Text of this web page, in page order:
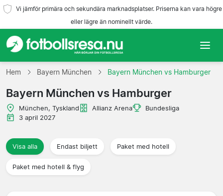
Vi jämför primära och sekundära marknadsplatser. Priserna kan vara högre
eller lägre än nominellt värde.
Hem
Lag
Ligor
Resebyråer
Hem Bayern München Bayern München vs Hamburger
Bayern München vs Hamburger
München, Tyskland Allianz Arena
Bundesliga
3 april 2027
Visa alla Endast biljett Paket med hotell
Paket med hotell & flyg